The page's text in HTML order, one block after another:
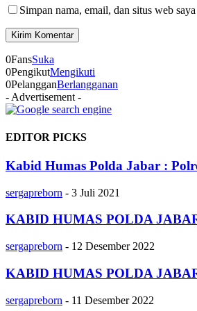
Simpan nama, email, dan situs web
0FansSuka
0PengikutMengikuti
0PelangganBerlangganan
- Advertisement -
EDITOR PICKS
Kabid Humas Polda Jabar :
sergapreborn - 3 Juli 2021
KABID HUMAS POLDA
sergapreborn - 12 Desember 2022
KABID HUMAS POLDA
sergapreborn - 11 Desember 2022